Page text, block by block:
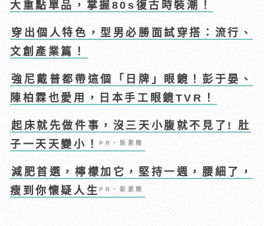
大重點單品，掌握80s復古時裝潮！
穿出個人特色，型男必勝面試穿搭：流行、
文創產業篇！
強尼戴普都帶這個「日牌」眼鏡！彭于晏、
陳柏霖也愛用，日本手工眼鏡TVR！
起床就先做件事，沒三天小腹就不見了! 肚
子一天天變小！PR・新素簡
減肥首選，檸檬加它，堅持一週，腰細了，
瘦到你懷疑人生PR・新素簡